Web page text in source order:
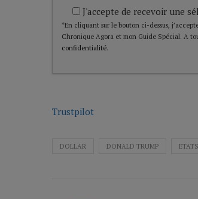
J'accepte de recevoir une
*En cliquant sur le bouton ci-dessus,
Chronique Agora et mon Guide Spécial. A
confidentialité.
Trustpilot
DOLLAR DONALD TRUMP